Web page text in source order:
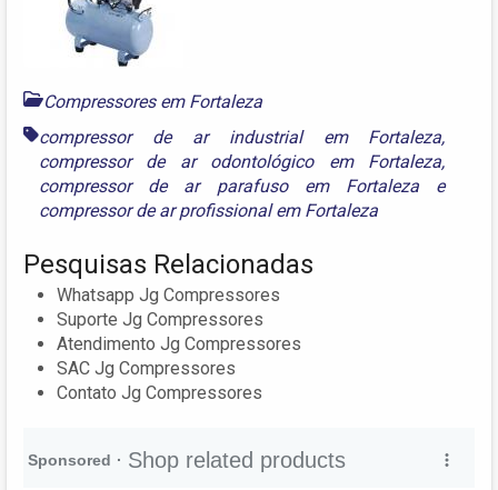
Compressores em Fortaleza
compressor de ar industrial em Fortaleza,
compressor de ar odontológico em Fortaleza,
compressor de ar parafuso em Fortaleza e
compressor de ar profissional em Fortaleza
Pesquisas Relacionadas
Whatsapp Jg Compressores
Suporte Jg Compressores
Atendimento Jg Compressores
SAC Jg Compressores
Contato Jg Compressores